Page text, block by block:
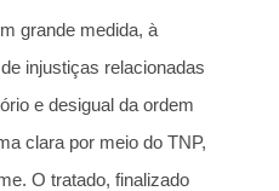
grande medida, à
injustiças relacionadas
e desigual da ordem
clara por meio do TNP,
O tratado, finalizado